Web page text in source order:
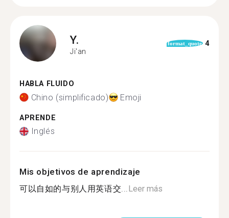
Y.
Ji'an
format_quote 4
HABLA FLUIDO
Chino (simplificado) Emoji
APRENDE
Inglés
Mis objetivos de aprendizaje
可以自如的与别人用英语交...Leer más